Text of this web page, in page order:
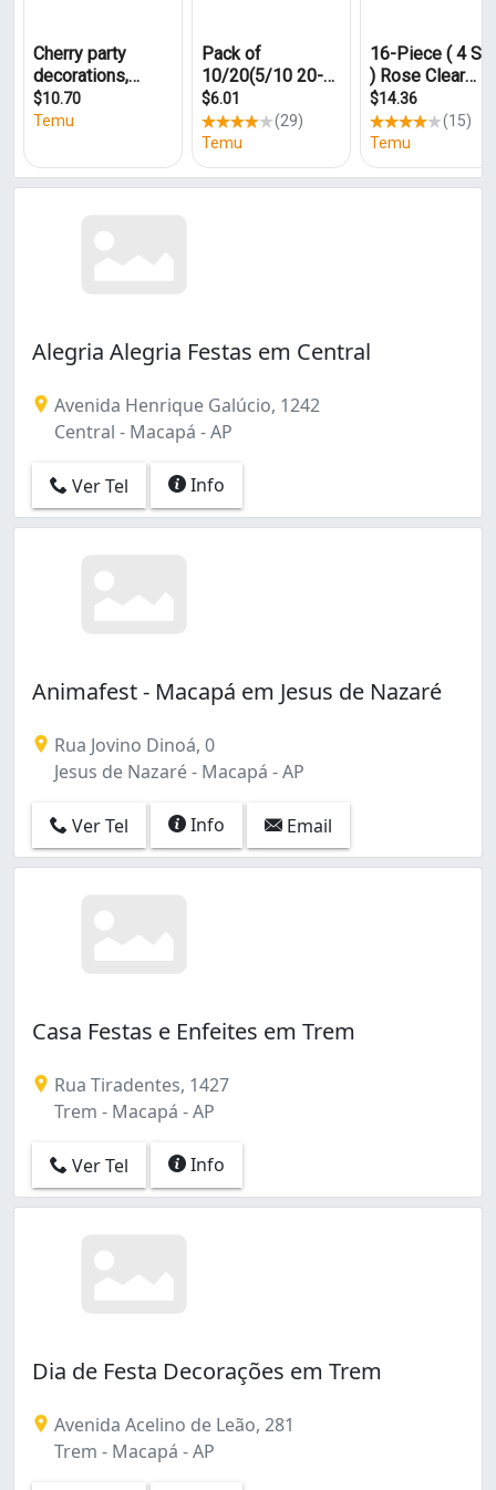
Alegria Alegria Festas em Central
Avenida Henrique Galúcio, 1242
Central - Macapá - AP
Ver Tel Info
Animafest - Macapá em Jesus de Nazaré
Rua Jovino Dinoá, 0
Jesus de Nazaré - Macapá - AP
Ver Tel Info Email
Casa Festas e Enfeites em Trem
Rua Tiradentes, 1427
Trem - Macapá - AP
Ver Tel Info
Dia de Festa Decorações em Trem
Avenida Acelino de Leão, 281
Trem - Macapá - AP